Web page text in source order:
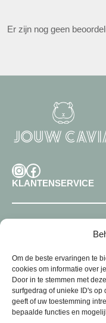
Om de beste ervaringen te
cookies om informatie over
Door in te stemmen met
surfgedrag of unieke ID's op
geeft of uw toestemming
bepaalde functies en
Er zijn nog geen
InstagramFacebook
KLANTENSERVICE